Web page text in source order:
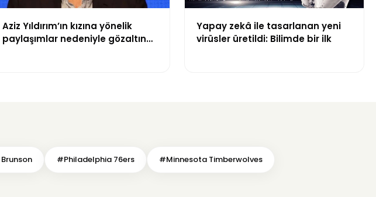
Aziz Yıldırım’ın kızına yönelik
paylaşımlar nedeniyle gözaltına
Yapay zekâ ile tasarlanan yeni
virüsler üretildi: Bilimde bir ilk
#Philadelphia 76ers #Minnesota Timberwolves